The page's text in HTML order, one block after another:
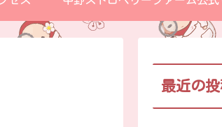
最近の